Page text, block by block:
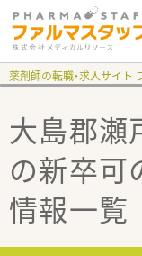
薬剤師の転職・求人サイト
大島郡瀬
の新卒可
情報一覧